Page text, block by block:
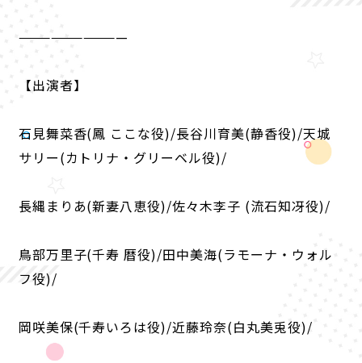
NEWS
ANIME
NEWS STORY
CHARACTER
——————————
【出演者】
石見舞菜香(鳳 ここな役)/長谷川育美(静香役)/天城
サリー(カトリナ・グリーベル役)/
長縄まりあ(新妻八恵役)/佐々木李子 (流石知冴役)/
鳥部万里子(千寿 暦役)/田中美海(ラモーナ・ウォル
フ役)/
岡咲美保(千寿いろは役)/近藤玲奈(白丸美兎役)/